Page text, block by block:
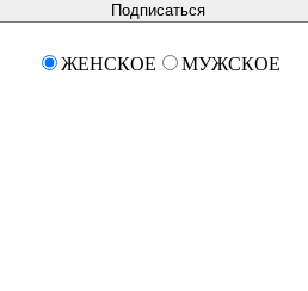
Подписаться
ЖЕНСКОЕ МУЖСКОЕ